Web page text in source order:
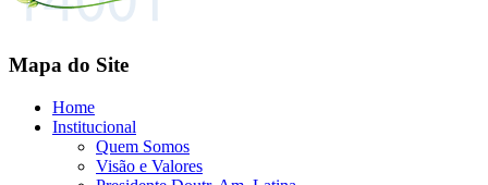
Mapa do Site
Home
Institucional
Quem Somos
Visão e Valores